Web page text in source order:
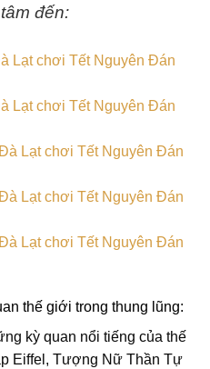
đến:
Lạt chơi Tết Nguyên Đán
Lạt chơi Tết Nguyên Đán
Lạt chơi Tết Nguyên Đán
Lạt chơi Tết Nguyên Đán
Lạt chơi Tết Nguyên Đán
thế giới trong thung lũng:
kỳ quan nổi tiếng của thế
Eiffel, Tượng Nữ Thần Tự